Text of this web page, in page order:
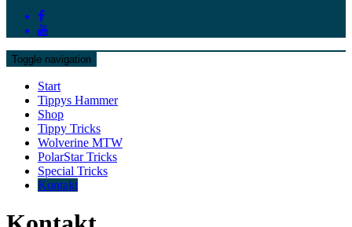
Toggle navigation
Start
Tippys Hammer
Shop
Tippy Tricks
Wolverine MTW
PolarStar Tricks
Special Tricks
Kontakt